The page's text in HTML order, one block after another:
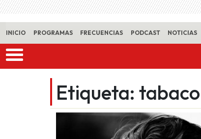
INICIO PROGRAMAS FRECUENCIAS PODCAST NOTICIAS
Etiqueta: